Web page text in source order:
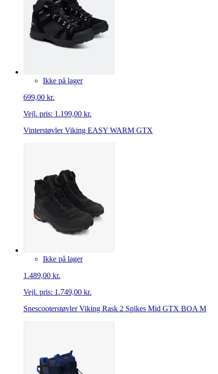
Ikke på lager
699,00 kr.
Vejl. pris: 1.199,00 kr.
Vinterstøvler Viking EASY WARM GTX
Ikke på lager
1.489,00 kr.
Vejl. pris: 1.749,00 kr.
Snescooterstøvler Viking Rask 2 Spikes Mid GTX BOA M